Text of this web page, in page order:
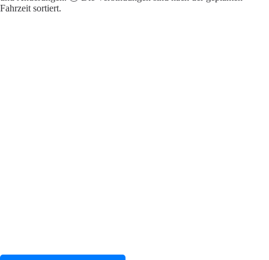
Fahrzeit sortiert.